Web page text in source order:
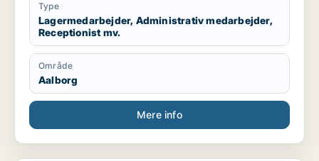
Type
Lagermedarbejder, Administrativ medarbejder,
Receptionist mv.
Område
Aalborg
Mere info